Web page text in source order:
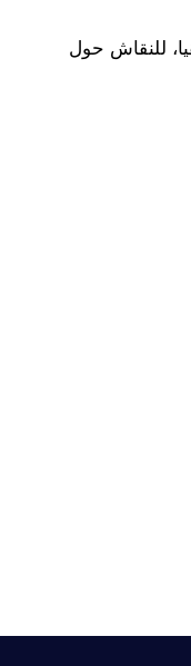
للنقاش حول